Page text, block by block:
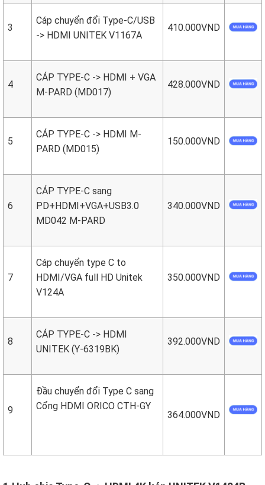
3
Cáp chuyển đổi Type-C/USB
-> HDMI UNITEK V1167A
410.000VND
4
CÁP TYPE-C -> HDMI + VGA
M-PARD (MD017)
428.000VND
5
CÁP TYPE-C -> HDMI M-
PARD (MD015)
150.000VND
6
CÁP TYPE-C sang
PD+HDMI+VGA+USB3.0
MD042 M-PARD
340.000VND
7
Cáp chuyển type C to
HDMI/VGA full HD Unitek
V124A
350.000VND
8
CÁP TYPE-C -> HDMI
UNITEK (Y-6319BK)
392.000VND
9
Đầu chuyển đổi Type C sang
Cổng HDMI ORICO CTH-GY
364.000VND